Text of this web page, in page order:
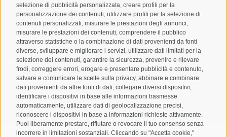
selezione di pubblicità personalizzata, creare profili per la
personalizzazione dei contenuti, utilizzare profili per la selezione di
contenuti personalizzati, misurare le prestazioni degli annunci,
misurare le prestazioni dei contenuti, comprendere il pubblico
attraverso statistiche o la combinazione di dati provenienti da fonti
diverse, sviluppare e migliorare i servizi, utilizzare dati limitati per la
selezione dei contenuti, garantire la sicurezza, prevenire e rilevare
frodi, correggere errori, erogare e presentare pubblicità e contenuto,
salvare e comunicare le scelte sulla privacy, abbinare e combinare
dati provenienti da altre fonti di dati, collegare diversi dispositivi,
identificare i dispositivi in base alle informazioni trasmesse
automaticamente, utilizzare dati di geolocalizzazione precisi,
riconoscere i dispositivi in base a informazioni richieste attivamente.
Puoi liberamente prestare, rifiutare o revocare il tuo consenso senza
incorrere in limitazioni sostanziali. Cliccando su "Accetta cookie,"
Letto e compreso laprivacy policy, autorizzo il Titolare al
trattamento dei dati personali
ABBONARSI